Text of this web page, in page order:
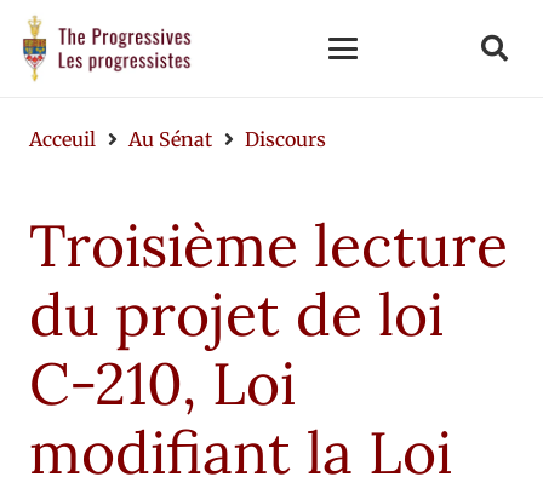
Acceuil Au Sénat Discours
Troisième lecture
du projet de loi
C-210, Loi
modifiant la Loi